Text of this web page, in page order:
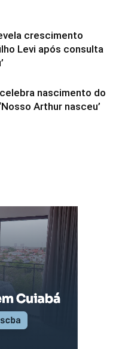
crescimento
Levi após consulta
nascimento do
Arthur nasceu’